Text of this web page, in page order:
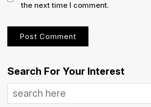
the next time I comment.
Search For Your Interest